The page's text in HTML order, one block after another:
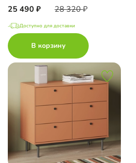
25 490 28 320
Доступно для доставки
В корзину